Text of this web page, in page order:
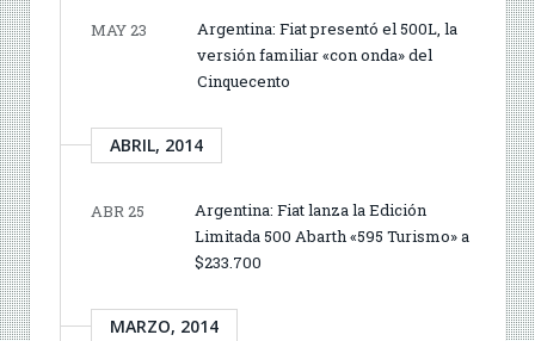
MAY 23
Argentina: Fiat presentó el 500L, la
versión familiar «con onda» del
Cinquecento
ABRIL, 2014
ABR 25
Argentina: Fiat lanza la Edición
Limitada 500 Abarth «595 Turismo» a
$233.700
MARZO, 2014